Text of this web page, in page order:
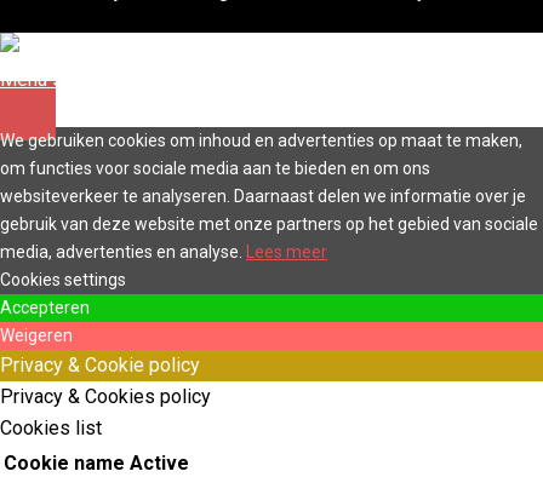
Menu sluiten
We gebruiken cookies om inhoud en advertenties op maat te maken,
om functies voor sociale media aan te bieden en om ons
websiteverkeer te analyseren. Daarnaast delen we informatie over je
gebruik van deze website met onze partners op het gebied van sociale
media, advertenties en analyse. Lees meer
Cookies settings
Accepteren
Weigeren
Privacy & Cookie policy
Privacy & Cookies policy
Cookies list
Cookie name Active